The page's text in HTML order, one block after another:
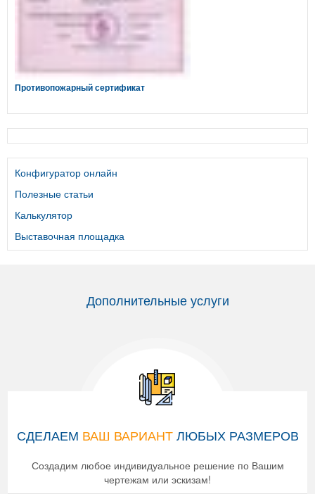
Противопожарный сертификат
Конфигуратор онлайн
Полезные статьи
Калькулятор
Выставочная площадка
Дополнительные услуги
СДЕЛАЕМ ВАШ ВАРИАНТЛЮБЫХ РАЗМЕРОВ
Создадим любое индивидуальное решение по Вашим
чертежам или эскизам!